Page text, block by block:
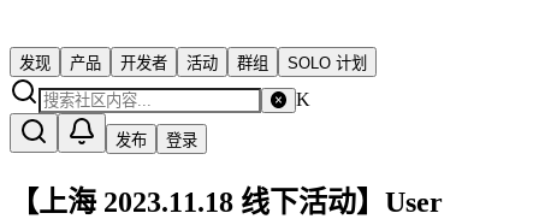
发现 产品 开发者 活动 群组 SOLO 计划
K
发布 登录
【上海 2023.11.18 线下活动】User